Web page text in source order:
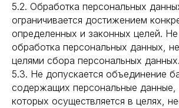
5.2. Обработка персональных
ограничивается достижением
определенных и законных целей. Не
обработка персональных данных,
целями сбора персональных данных.
5.3. Не допускается объединение
содержащих персональные данные,
которых осуществляется в целях,